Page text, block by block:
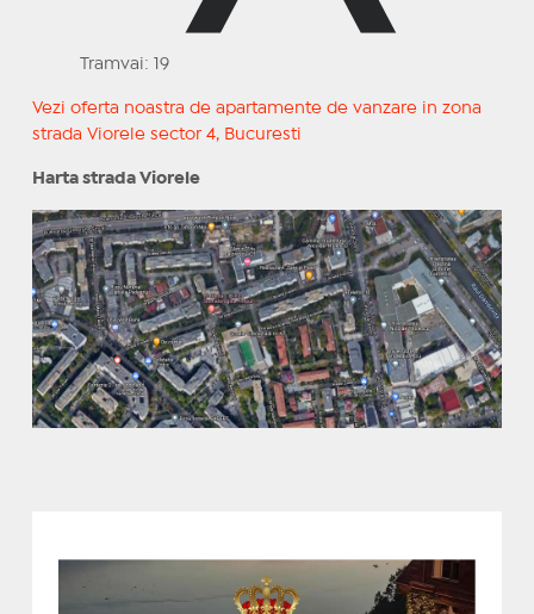
Tramvai: 19
Vezi oferta noastra de apartamente de vanzare in zona
strada Viorele sector 4, Bucuresti
Harta strada Viorele